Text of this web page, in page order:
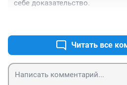
себе доказательство.
Читать все